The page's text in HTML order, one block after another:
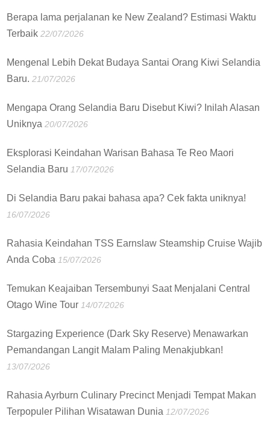
Berapa lama perjalanan ke New Zealand? Estimasi Waktu
Terbaik 22/07/2026
Mengenal Lebih Dekat Budaya Santai Orang Kiwi Selandia
Baru. 21/07/2026
Mengapa Orang Selandia Baru Disebut Kiwi? Inilah Alasan
Uniknya 20/07/2026
Eksplorasi Keindahan Warisan Bahasa Te Reo Maori
Selandia Baru 17/07/2026
Di Selandia Baru pakai bahasa apa? Cek fakta uniknya!
16/07/2026
Rahasia Keindahan TSS Earnslaw Steamship Cruise Wajib
Anda Coba 15/07/2026
Temukan Keajaiban Tersembunyi Saat Menjalani Central
Otago Wine Tour 14/07/2026
Stargazing Experience (Dark Sky Reserve) Menawarkan
Pemandangan Langit Malam Paling Menakjubkan!
13/07/2026
Rahasia Ayrburn Culinary Precinct Menjadi Tempat Makan
Terpopuler Pilihan Wisatawan Dunia 12/07/2026